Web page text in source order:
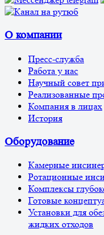
О компании
Пресс-служба
Работа у нас
Научный совет
Реализованные
Компания в лицах
История
Оборудование
Камерные
Ротационные
Комплексы
Готовые
Установки для
жидких отходов